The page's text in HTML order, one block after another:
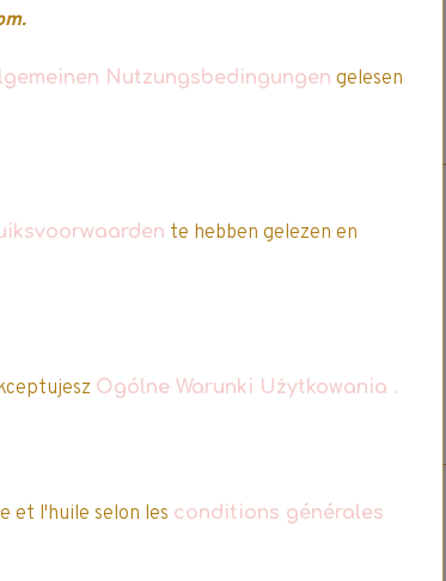
lui une note
Nutzungsbedingungen gelesen
te hebben gelezen en
Ogólne Warunki Użytkowania .
et l'huile selon les conditions générales